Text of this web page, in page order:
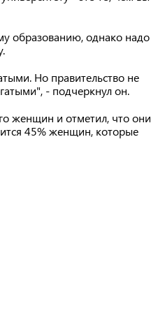
образованию, однако надо
Но правительство не
- подчеркнул он.
женщин и отметил, что они
45% женщин, которые